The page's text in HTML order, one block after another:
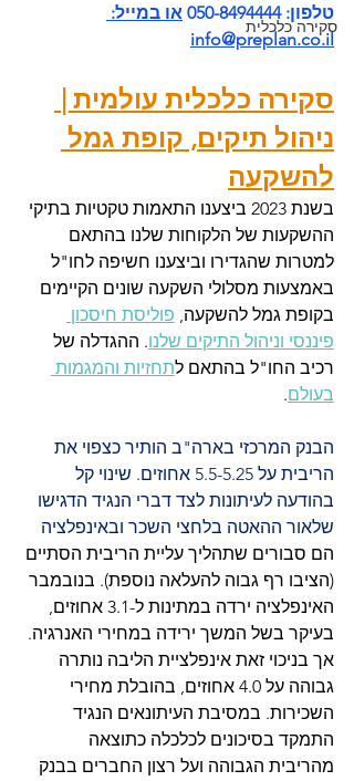
סקירה כלכלית
טלפון: 050-8494444
או במייל:
info@preplan.co.il
סקירה כלכלית עולמית |
ניהול תיקים, קופת גמל
להשקעה
בשנת 2023 ביצענו התאמות טקטיות בתיקי
ההשקעות של הלקוחות שלנו בהתאם
למטרות שהגדירו וביצענו חשיפה לחו"ל
באמצעות מסלולי השקעה שונים הקיימים
בקופת גמל להשקעה, פוליסת חיסכון
פיננסי וניהול התיקים שלנו. ההגדלה של
רכיב החו"ל בהתאם לתחזיות והמגמות
בעולם.
הבנק המרכזי בארה"ב הותיר כצפוי את
הריבית על 5.5-5.25 אחוזים. שינוי קל
בהודעה לעיתונות לצד דברי הנגיד הדגישו
שלאור ההאטה בלחצי השכר ובאינפלציה
הם סבורים שתהליך עליית הריבית הסתיים
(הציבו רף גבוה להעלאה נוספת). בנובמבר
האינפלציה ירדה במתינות ל-3.1 אחוזים,
בעיקר בשל המשך ירידה במחירי האנרגיה.
אך בניכוי זאת אינפלציית הליבה נותרה
גבוהה על 4.0 אחוזים, בהובלת מחירי
השכירות. במסיבת העיתונאים הנגיד
התמקד בסיכונים לכלכלה כתוצאה
מהריבית הגבוהה ועל רצון החברים בבנק